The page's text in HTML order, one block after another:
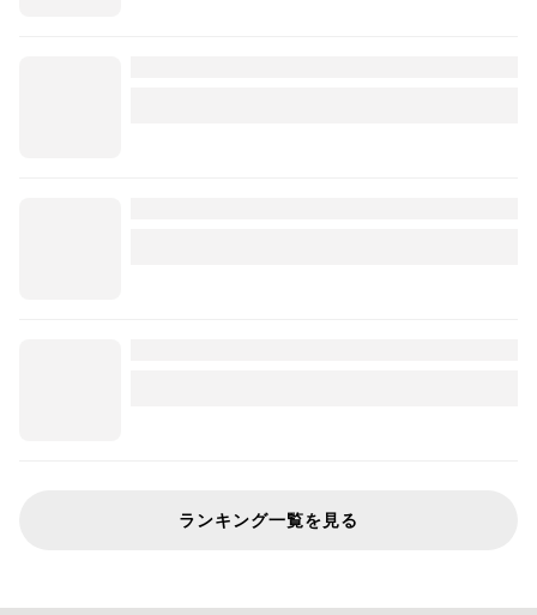
ランキング一覧を見る